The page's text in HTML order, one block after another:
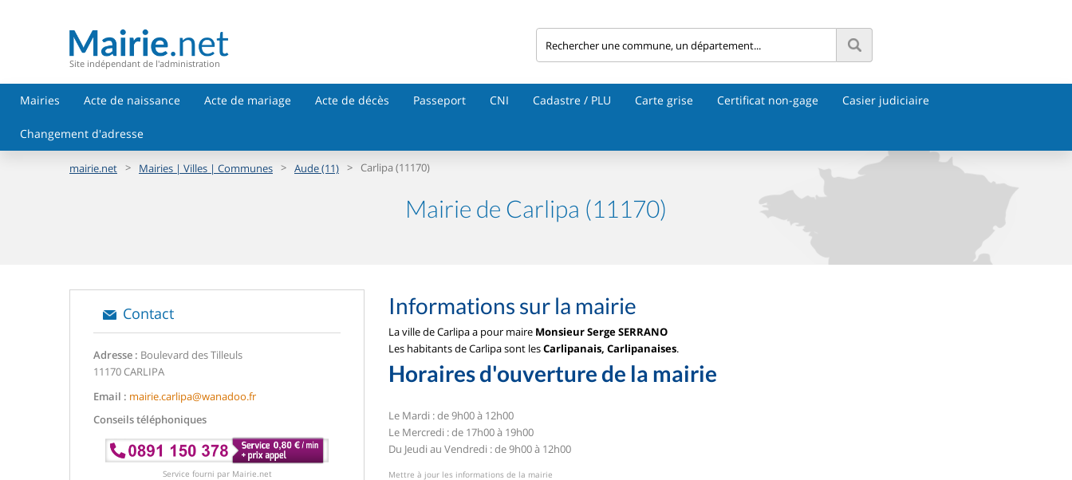
Site indépendant de l'administration
Mairies Acte de naissance Acte de mariage Acte de décès Passeport CNI Cadastre / PLU Carte grise Certificat non-gage Casier judiciaire
Changement d'adresse
mairie.net > Mairies | Villes | Communes > Aude (11) > Carlipa (11170)
Mairie de Carlipa (11170)
Contact
Adresse : Boulevard des Tilleuls
11170 CARLIPA
Email : mairie.carlipa@wanadoo.fr
Conseils téléphoniques
Service fourni par Mairie.net
Informations sur la mairie
La ville de Carlipa a pour maire Monsieur Serge SERRANO
Les habitants de Carlipa sont lesCarlipanais, Carlipanaises.
Horaires d'ouverture de la mairie
Le Mardi : de 9h00 à 12h00
Le Mercredi : de 17h00 à 19h00
Du Jeudi au Vendredi : de 9h00 à 12h00
Mettre à jour les informations de la mairie